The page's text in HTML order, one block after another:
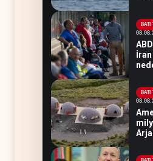
BATI
İran
BATI